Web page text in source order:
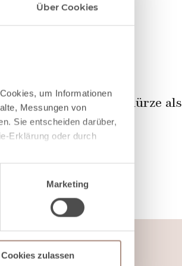
Über Cookies
um Informationen
Messungen von
Sie entscheiden darüber,
Erklärung oder durch
Marketing
Cookies zulassen
Hof - Kochschürze als
Tage vorher abzusagen.
Rechnung stellen.